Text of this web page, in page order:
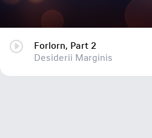
Forlorn, Part 2
Desiderii Marginis